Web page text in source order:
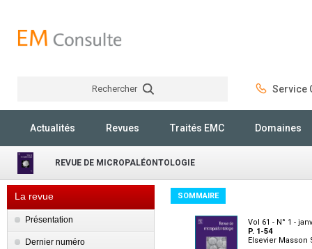
Rechercher Service
Actualités Revues Traités EMC Domaines
REVUE DE MICROPALÉONTOLOGIE
La revue
Présentation
Dernier numéro
SOMMAIRE
Vol 61 - N° 1 -
P. 1-54
Elsevier Masson